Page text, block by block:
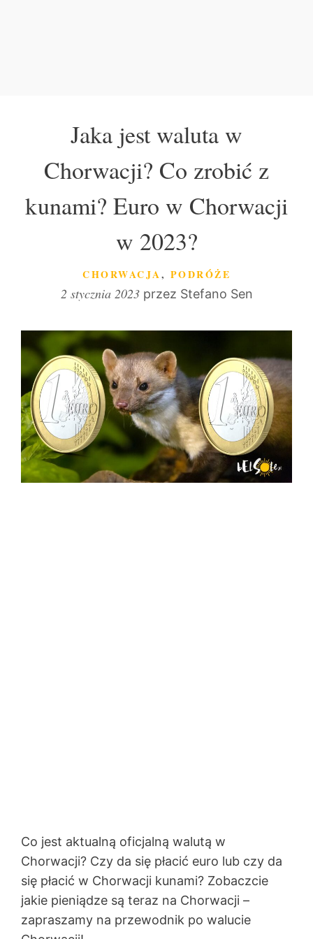
Jaka jest waluta w
Chorwacji? Co zrobić z
kunami? Euro w Chorwacji
w 2023?
KATEGORIE
CHORWACJA, PODRÓŻE
2 stycznia 2023 przez Stefano Sen
Co jest aktualną oficjalną walutą w
Chorwacji? Czy da się płacić euro lub czy da
się płacić w Chorwacji kunami? Zobaczcie
jakie pieniądze są teraz na Chorwacji –
zapraszamy na przewodnik po walucie